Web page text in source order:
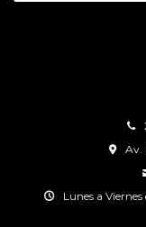
Av.
Lunes a Viernes